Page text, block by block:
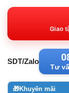
Giao
SDT/Zalo
Tư
🎁Khuyến mãi